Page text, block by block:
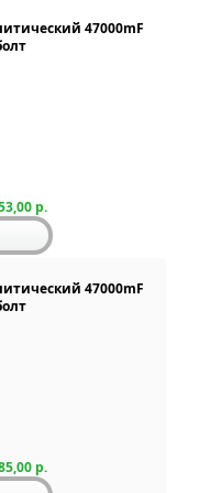
47000mF
р.
47000mF
р.